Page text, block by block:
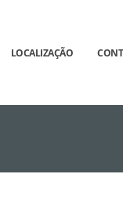
LOCALIZAÇÃO